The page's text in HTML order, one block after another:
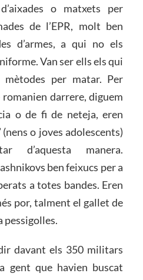
o matxets per
de l’EPR, molt ben
d’armes, a qui no els
Van ser ells els qui
per matar. Per
darrere, diguem
o de fi de neteja, eren
(nens o joves adolescents)
d’aquesta manera.
ben feixucs per a
a totes bandes. Eren
por, talment el gallet de
pessigolles.
davant els 350 militars
gent que havien buscat